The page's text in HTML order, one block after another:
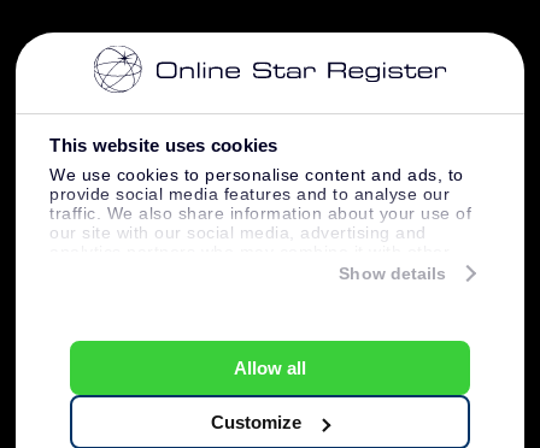
This website uses cookies
We use cookies to personalise content and ads, to
provide social media features and to analyse our
traffic. We also share information about your use of
our site with our social media, advertising and
information that you’ve provided to them or that
Show details
Allow all
Customize